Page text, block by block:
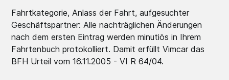
Fahrtkategorie, Anlass der Fahrt, aufgesuchter
Geschäftspartner: Alle nachträglichen Änderungen
nach dem ersten Eintrag werden minutiös in Ihrem
Fahrtenbuch protokolliert. Damit erfüllt Vimcar das
BFH Urteil vom 16.11.2005 - VI R 64/04.